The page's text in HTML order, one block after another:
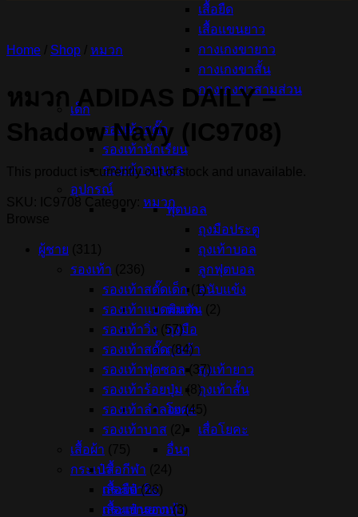
เสื้อยืด
เสื้อแขนยาว
กางเกงขายาว
กางเกงขาสั้น
กางเกงขาสามส่วน
เด็ก
รองเท้าสตั๊ด
รองเท้านักเรียน
รองเท้าอนุบาล
อุปกรณ์
ฟุตบอล
ถุงมือประตู
ถุงเท้าบอล
ลูกฟุตบอล
สนับแข้ง
หมวก
ถุงมือ
ถุงเท้า
ถุงเท้ายาว
ถุงเท้าสั้น
โยคะ
เสื่อโยคะ
อื่นๆ
กระเป๋า
กระเป๋ายิม
กระเป๋ารองเท้า
Home Shop หมวก
หมวก ADIDAS DAILY –
Shadow Navy (IC9708)
This product is currently out of stock and unavailable.
หมวก
ผู้ชาย
รองเท้า
รองเท้าสตั๊ดเด็ก
(1)
รองเท้าแบดมินตัน
รองเท้าวิ่ง
(57)
รองเท้าสตั๊ด (84)
รองเท้าฟุตซอล
(37)
รองเท้าร้อยปุ่ม
(8)
รองเท้าลำลอง (45)
รองเท้าบาส
เสื้อผ้า
เสื้อกีฬา
เสื้อยืด (26)
เสื้อแขนยาว (3)